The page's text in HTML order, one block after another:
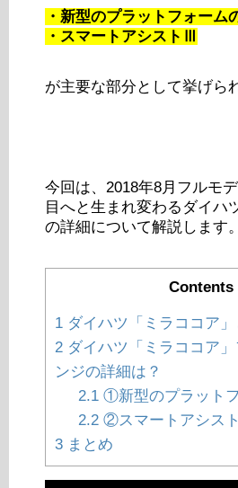
・新型のプラットフォーム
・スマートアシストⅢ
が主要な部分として挙げら
今回は、2018年8月フルモ
目へと生まれ変わるダイハ
の詳細について解説します。
Contents
1 ダイハツ「ミラココア」
2 ダイハツ「ミラココア
ンジの詳細は？
2.1①新型のプラット
2.2②スマートアシス
3 まとめ